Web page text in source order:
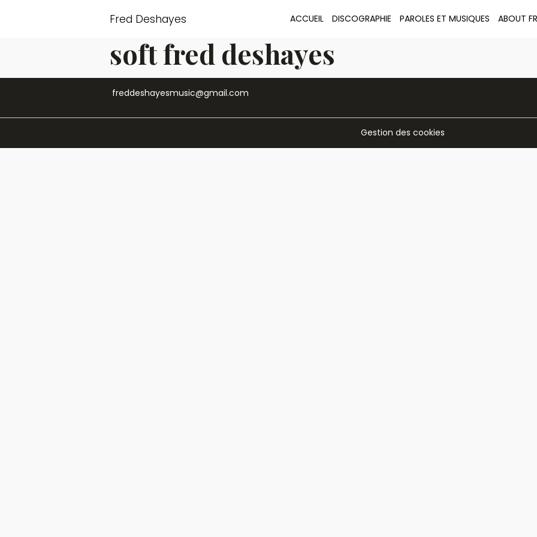
Fred Deshayes ACCUEIL DISCOGRAPHIE PAROLES ET MUSIQUES ABOUT
soft fred deshayes
freddeshayesmusic@gmail.com
Gestion des cookies